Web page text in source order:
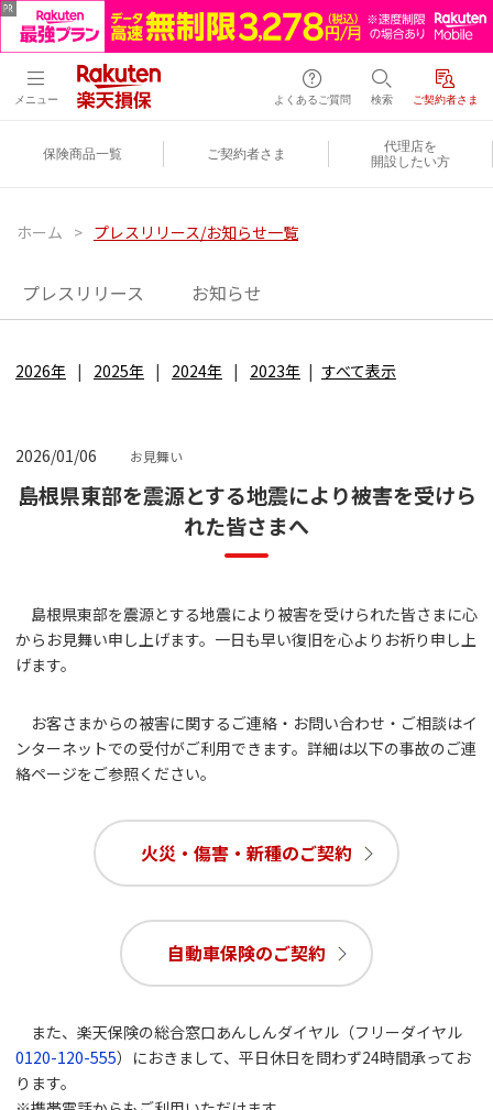
メニュー よくあるご質問 検索 ご契約者さま
保険商品一覧 ご契約者さま
代理店を
開設したい方
ホーム > プレスリリース/お知らせ一覧
プレスリリース お知らせ
2026年 2025年 2024年 2023年 すべて表示
2026/01/06 お見舞い
島根県東部を震源とする地震により被害を受けら
れた皆さまへ
島根県東部を震源とする地震により被害を受けられた皆さまに心
からお見舞い申し上げます。一日も早い復旧を心よりお祈り申し上
げます。
お客さまからの被害に関するご連絡・お問い合わせ・ご相談はイ
ンターネットでの受付がご利用できます。詳細は以下の事故のご連
絡ページをご参照ください。
火災・傷害・新種のご契約
自動車保険のご契約
また、楽天保険の総合窓口あんしんダイヤル（フリーダイヤル
0120-120-555）におきまして、平日休日を問わず24時間承ってお
ります。